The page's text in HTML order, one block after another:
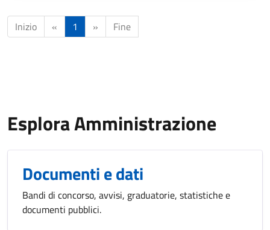
Inizio « 1 » Fine
Esplora Amministrazione
Documenti e dati
Bandi di concorso, avvisi, graduatorie, statistiche e
documenti pubblici.